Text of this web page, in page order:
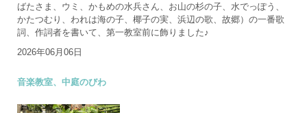
ばたさま、ウミ、かもめの水兵さん、お山の杉の子、水でっぽう、
かたつむり、われは海の子、椰子の実、浜辺の歌、故郷）の一番歌
詞、作詞者を書いて、第一教室前に飾りました♪
2026年06月06日
音楽教室、中庭のびわ